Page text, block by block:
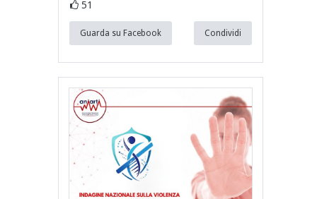
51
Guarda su Facebook Condividi